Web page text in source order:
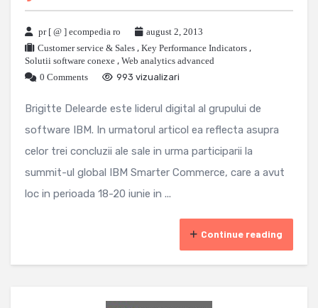
pr [ @ ] ecompedia ro
august 2, 2013
Customer service & Sales , Key Performance Indicators ,
Solutii software conexe , Web analytics advanced
0 Comments
993 vizualizari
Brigitte Delearde este liderul digital al grupului de
software IBM. In urmatorul articol ea reflecta asupra
celor trei concluzii ale sale in urma participarii la
summit-ul global IBM Smarter Commerce, care a avut
loc in perioada 18-20 iunie in ...
Continue reading